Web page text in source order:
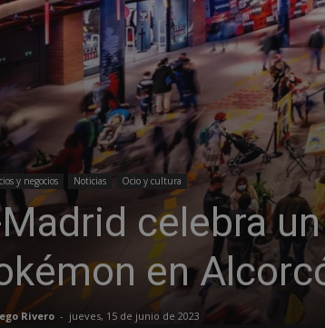
y negocios Noticias Ocio y cultura
celebra
en
Rivero - jueves, 15 de junio de 2023